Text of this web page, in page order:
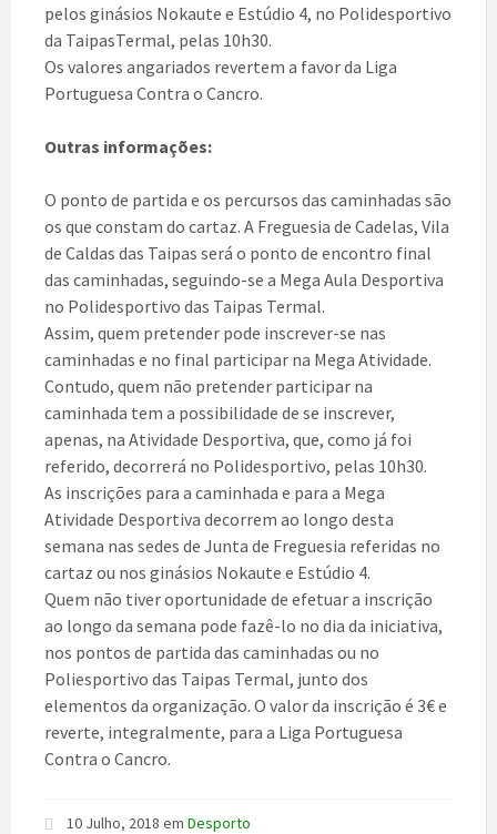
pelos ginásios Nokaute e Estúdio 4, no Polidesportivo
da TaipasTermal, pelas 10h30.
Os valores angariados revertem a favor da Liga
Portuguesa Contra o Cancro.
Outras informações:
O ponto de partida e os percursos das caminhadas são
os que constam do cartaz. A Freguesia de Cadelas, Vila
de Caldas das Taipas será o ponto de encontro final
das caminhadas, seguindo-se a Mega Aula Desportiva
no Polidesportivo das Taipas Termal.
Assim, quem pretender pode inscrever-se nas
caminhadas e no final participar na Mega Atividade.
Contudo, quem não pretender participar na
caminhada tem a possibilidade de se inscrever,
apenas, na Atividade Desportiva, que, como já foi
referido, decorrerá no Polidesportivo, pelas 10h30.
As inscrições para a caminhada e para a Mega
Atividade Desportiva decorrem ao longo desta
semana nas sedes de Junta de Freguesia referidas no
cartaz ou nos ginásios Nokaute e Estúdio 4.
Quem não tiver oportunidade de efetuar a inscrição
ao longo da semana pode fazê-lo no dia da iniciativa,
nos pontos de partida das caminhadas ou no
Poliesportivo das Taipas Termal, junto dos
elementos da organização. O valor da inscrição é 3€ e
reverte, integralmente, para a Liga Portuguesa
Contra o Cancro.
10 Julho, 2018 em Desporto